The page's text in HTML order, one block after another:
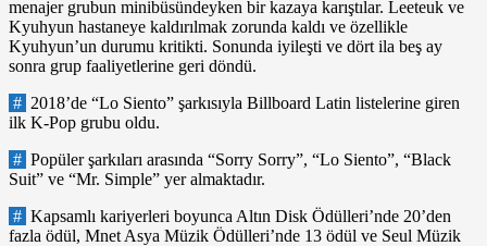
menajer grubun minibüsündeyken bir kazaya karıştılar. Leeteuk ve
Kyuhyun hastaneye kaldırılmak zorunda kaldı ve özellikle
Kyuhyun’un durumu kritikti. Sonunda iyileşti ve dört ila beş ay
sonra grup faaliyetlerine geri döndü.
# 2018’de “Lo Siento” şarkısıyla Billboard Latin listelerine giren
ilk K-Pop grubu oldu.
# Popüler şarkıları arasında “Sorry Sorry”, “Lo Siento”, “Black
Suit” ve “Mr. Simple” yer almaktadır.
# Kapsamlı kariyerleri boyunca Altın Disk Ödülleri’nde 20’den
fazla ödül, Mnet Asya Müzik Ödülleri’nde 13 ödül ve Seul Müzik